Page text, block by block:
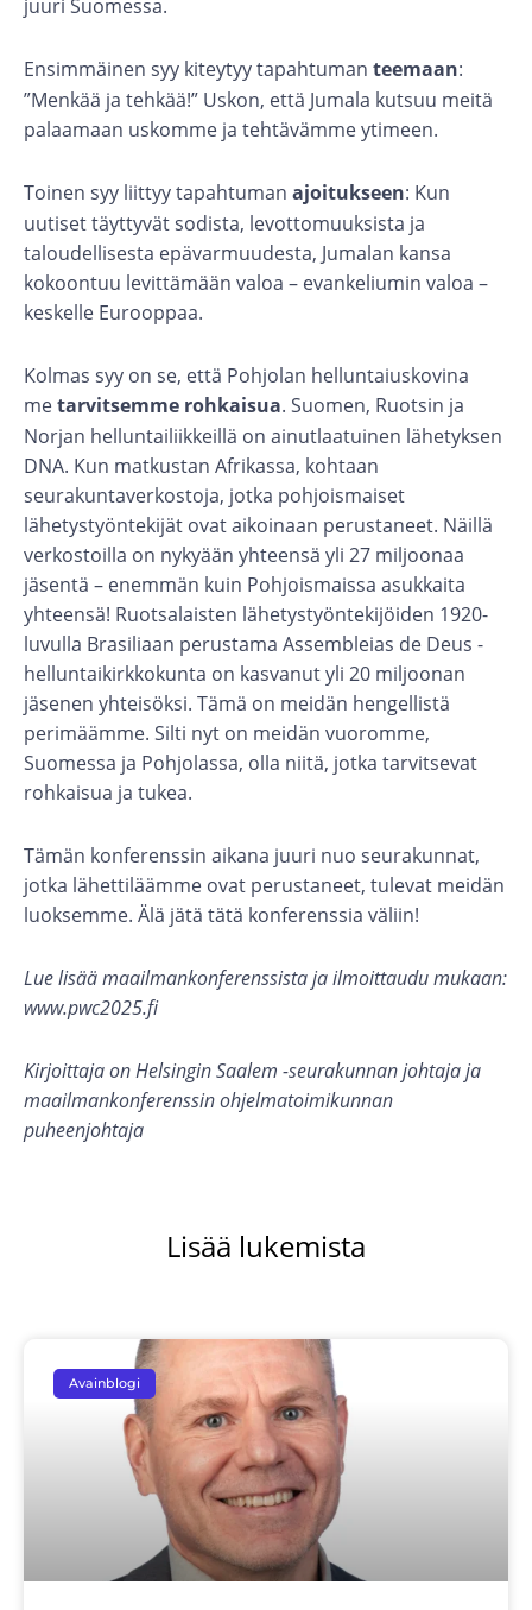
Ensimmäinen syy kiteytyy tapahtuman teemaan:
”Menkää ja tehkää!” Uskon, että Jumala kutsuu meitä
palaamaan uskomme ja tehtävämme ytimeen.
Toinen syy liittyy tapahtuman ajoitukseen: Kun
uutiset täyttyvät sodista, levottomuuksista ja
taloudellisesta epävarmuudesta, Jumalan kansa
kokoontuu levittämään valoa – evankeliumin valoa –
keskelle Eurooppaa.
Kolmas syy on se, että Pohjolan helluntaiuskovina
metarvitsemme rohkaisua. Suomen, Ruotsin ja
Norjan helluntailiikkeillä on ainutlaatuinen lähetyksen
DNA. Kun matkustan Afrikassa, kohtaan
seurakuntaverkostoja, jotka pohjoismaiset
lähetystyöntekijät ovat aikoinaan perustaneet. Näillä
verkostoilla on nykyään yhteensä yli 27 miljoonaa
jäsentä – enemmän kuin Pohjoismaissa asukkaita
yhteensä! Ruotsalaisten lähetystyöntekijöiden 1920-
luvulla Brasiliaan perustama Assembleias de Deus -
helluntaikirkkokunta on kasvanut yli 20 miljoonan
jäsenen yhteisöksi. Tämä on meidän hengellistä
perimäämme. Silti nyt on meidän vuoromme,
Suomessa ja Pohjolassa, olla niitä, jotka tarvitsevat
rohkaisua ja tukea.
Tämän konferenssin aikana juuri nuo seurakunnat,
jotka lähettiläämme ovat perustaneet, tulevat meidän
luoksemme. Älä jätä tätä konferenssia väliin!
Lue lisää maailmankonferenssista ja ilmoittaudu mukaan:
www.pwc2025.fi
Kirjoittaja on Helsingin Saalem -seurakunnan johtaja ja
maailmankonferenssin ohjelmatoimikunnan
puheenjohtaja
Lisää lukemista
Avainblogi